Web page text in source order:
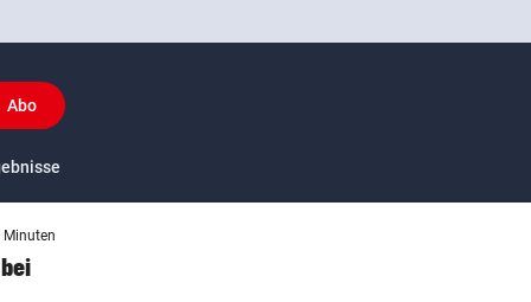
Abo
US-Sport
Minuten